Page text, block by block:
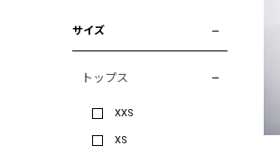
サイズ
トップス
XXS
XS